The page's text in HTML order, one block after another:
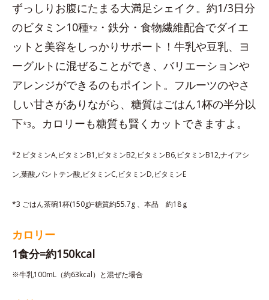
ずっしりお腹にたまる大満足シェイク。約1/3日分
のビタミン10種*2 ・鉄分・食物繊維配合でダイエ
ットと美容をしっかりサポート！牛乳や豆乳、ヨ
ーグルトに混ぜることができ、バリエーションや
アレンジができるのもポイント。フルーツのやさ
しい甘さがありながら、糖質はごはん1杯の半分以
下*3。カロリーも糖質も賢くカットできますよ。
*2 ビタミンA,ビタミンB1,ビタミンB2,ビタミンB6,ビタミンB12,ナイアシ
ン,葉酸,パントテン酸,ビタミンC,ビタミンD,ビタミンE
*3 ごはん茶碗1杯(150g)=糖質約55.7g 、本品 約18ｇ
カロリー
1食分=約150kcal
※牛乳100mL（約63kcal）と混ぜた場合